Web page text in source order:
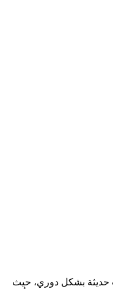
حديثة بشكل دوري، حيث